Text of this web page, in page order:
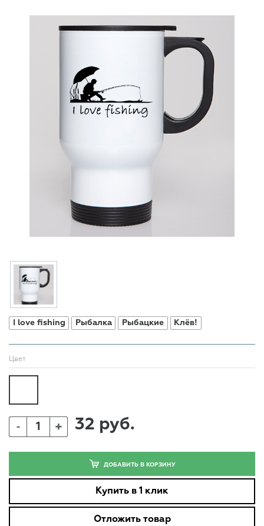
I love fishing Рыбалка Рыбацкие Клёв!
Цвет
- + 32 руб.
ДОБАВИТЬ В КОРЗИНУ
Купить в 1 клик
Отложить товар